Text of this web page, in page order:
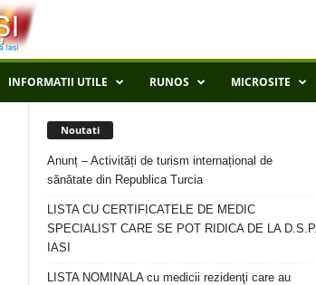
INFORMATII UTILE RUNOS MICROSITE
Noutati
Anunț – Activități de turism internațional de
sănătate din Republica Turcia
LISTA CU CERTIFICATELE DE MEDIC
SPECIALIST CARE SE POT RIDICA DE LA D.S.P.
IASI
LISTA NOMINALA cu medicii rezidenţi care au